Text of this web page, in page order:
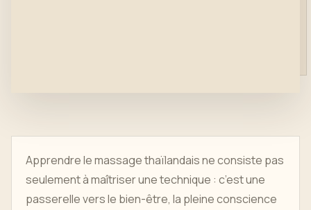
Apprendre le massage thaïlandais ne consiste pas
seulement à maîtriser une technique : c’est une
passerelle vers le bien-être, la pleine conscience